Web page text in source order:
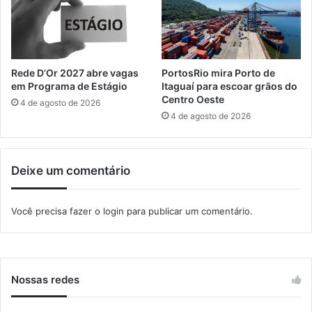
i
o
q
u
e
s
i
g
u
e
Rede D’Or 2027 abre vagas
em Programa de Estágio
4 de agosto de 2026
PortosRio mira Porto de
Itaguaí para escoar grãos do
Centro Oeste
4 de agosto de 2026
Deixe um comentário
Você precisa fazer o login para publicar um comentário.
Nossas redes